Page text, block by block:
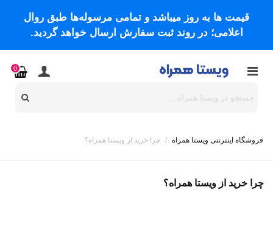
قیمت ها به روز میباشد و تمامی مرسوله‌ها طبق روال
اعلامی؛ در روند ثبت سفارش ارسال خواهد گردید.
0
فروشگاه اینترنتی ویستا همراه / چرا خرید از ویستا همراه؟
چرا خرید از ویستا همراه؟